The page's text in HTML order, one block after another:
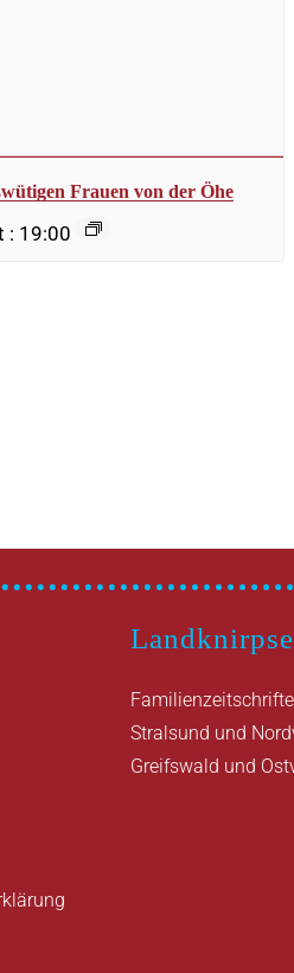
Frauen von der Öhe
: 19:00
Landknirpse
Stralsund und
Greifswald und